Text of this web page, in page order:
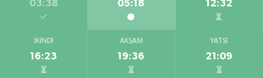
03:38 05:18 12:32
İKINDI
16:23
AKŞAM
19:36
YATSI
21:09